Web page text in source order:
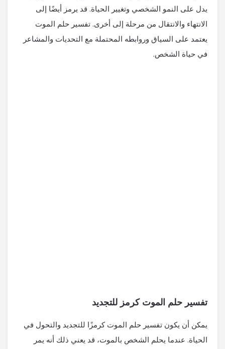
يدل على النمو الشخصي وتغيير الحياة. قد يرمز أيضًا إلى
الانتهاء والانتقال من مرحلة إلى أخرى. تفسير حلم الموت
يعتمد على السياق وروابطه المحتملة مع التحديات والمشاعر
في حياة الشخص.
تفسير حلم الموت كرمز للتجديد
يمكن أن يكون تفسير حلم الموت كرمزًا للتجديد والتحول في
الحياة. عندما يحلم الشخص بالموت، قد يعني ذلك أنه يمر